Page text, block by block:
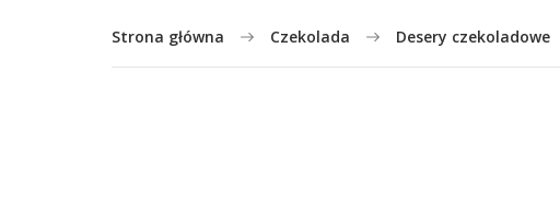
Strona główna Czekolada Desery czekoladowe